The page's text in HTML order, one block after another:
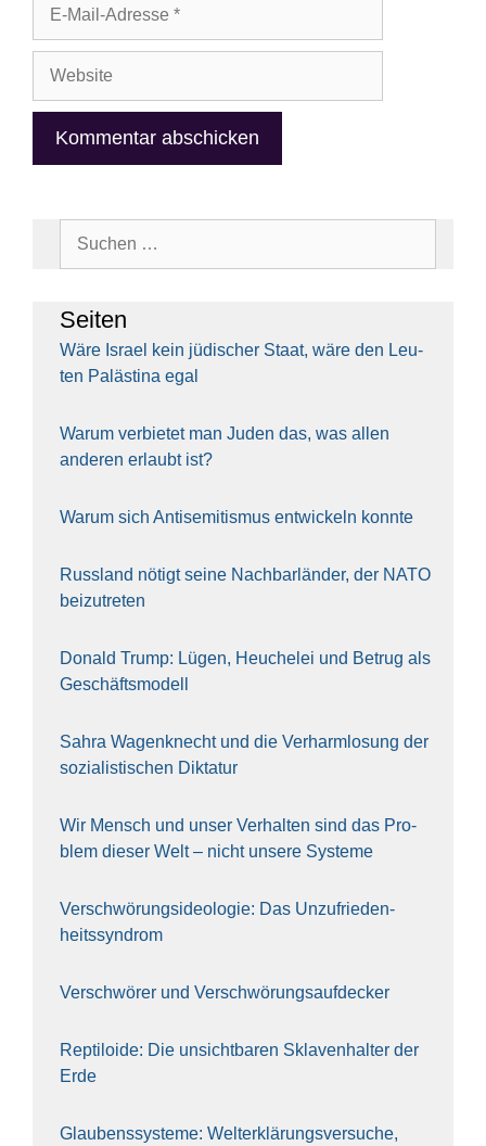
Adresse
Sei­ten
Wäre Isra­el kein jüdi­scher Staat, wäre den Leu­
ten Paläs­ti­na egal
War­um ver­bie­tet man Juden das, was allen
ande­ren erlaubt ist?
War­um sich Anti­se­mi­tis­mus ent­wi­ckeln konn­te
Russ­land nötigt sei­ne Nach­bar­län­der, der NATO
bei­zu­tre­ten
Donald Trump: Lügen, Heu­che­lei und Betrug als
Geschäfts­mo­dell
Sahra Wagen­knecht und die Ver­harm­lo­sung der
sozia­lis­ti­schen Dik­ta­tur
Wir Mensch und unser Ver­hal­ten sind das Pro­
blem die­ser Welt – nicht unse­re Sys‍te‍me
Ver­schwö­rungs­ideo­lo­gie: Das Unzufrieden­
heitssyndrom
Ver­schwö­rer und Verschwörungs­aufdecker
Rep­ti­lo­ide: Die unsicht­ba­ren Skla­ven­hal­ter der
Erde
Glau­bens­sys­te­me: Welt­erklä­rungs­ver­su­che,